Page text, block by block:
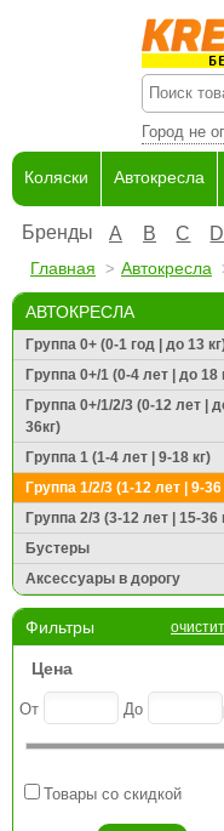
Город не
Коляски Автокресла
Бренды A B C D
Главная Автокресла
АВТОКРЕСЛА
Группа 0+ (0-1 год | до 13
Группа 0+/1 (0-4 лет | до 18
Группа 0+/1/2/3 (0-12 лет |
36кг)
Группа 1 (1-4 лет | 9-18 кг)
Группа 1/2/3 (1-12 лет | 9-36
Группа 2/3 (3-12 лет | 15-36
Бустеры
Аксессуары в дорогу
Фильтры
Цена
От До
Товары со скидкой